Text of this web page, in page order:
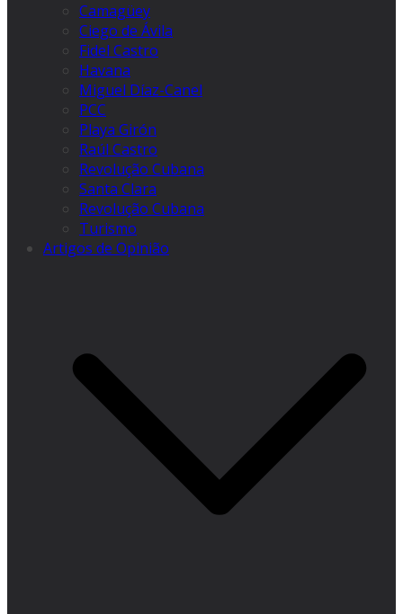
Camagüey
Ciego de Ávila
Fidel Castro
Havana
Miguel Díaz-Canel
PCC
Playa Girón
Raúl Castro
Revolução Cubana
Santa Clara
Revolução Cubana
Turismo
Artigos de Opinião